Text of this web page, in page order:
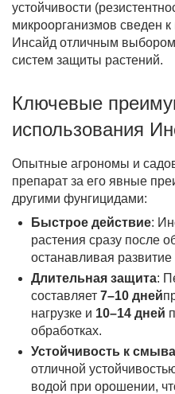
устойчивости
микроорганизмов сведен
Инсайд отличным
систем защиты растений.
Ключевые
использования
Опытные агрономы и
препарат за его явные
другими фунгицидами:
Быстрое действие:
растения сразу после
останавливая развитие
Длительная защита:
составляет 7–10 дней
нагрузке и 10–14 дней
обработках.
Устойчивость к
отличной
водой при орошении,